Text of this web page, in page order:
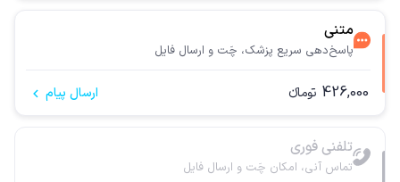
متنی
پاسخ‌دهی سریع پزشک، چَت و ارسال فایل
426,000 تومانء ارسال پیام
تلفنی فوری
تماس آنی، امکان چَت و ارسال فایل